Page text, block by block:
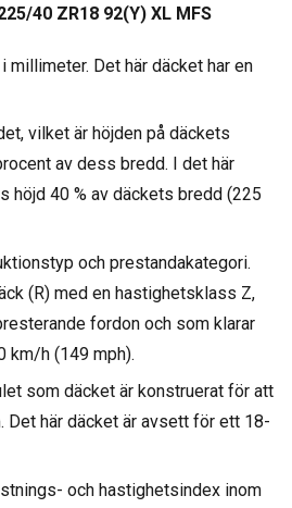
40 ZR18 92(Y) XL MFS
millimeter. Det här däcket har en
vilket är höjden på däckets
av dess bredd. I det här
höjd 40 % av däckets bredd (225
och prestandakategori.
(R) med en hastighetsklass Z,
fordon och som klarar
km/h (149 mph).
som däcket är konstruerat för att
Det här däcket är avsett för ett 18-
och hastighetsindex inom